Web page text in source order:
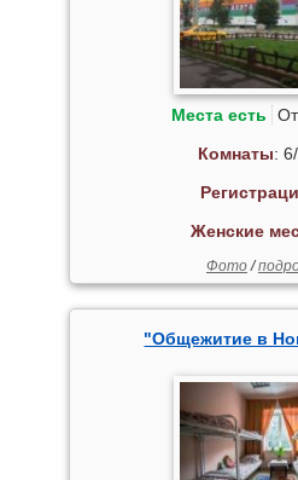
Места есть От
Комнаты:
Женские
Фото/
"Общежитие в